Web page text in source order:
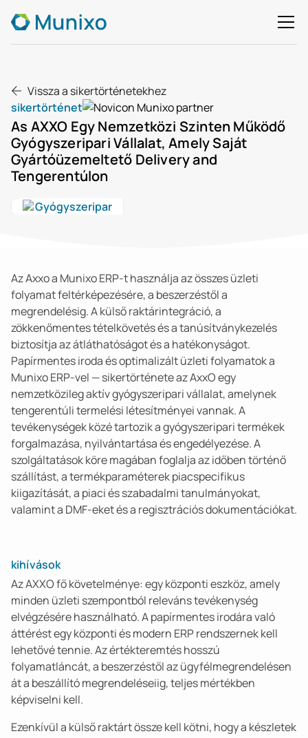
Vissza a sikertörténetekhez
sikertörténet
As AXXO Egy Nemzetközi Szinten Működő
Gyógyszeripari Vállalat, Amely Saját
Gyártóüzemeltető Delivery and
Tengerentúlon
Gyógyszeripar
Az Axxo a Munixo ERP-t használja az összes üzleti
folyamat feltérképezésére, a beszerzéstől a
megrendelésig. A külső raktárintegráció, a
zökkenőmentes tételkövetés és a tanúsítványkezelés
biztosítja az átláthatóságot és a hatékonyságot.
Papírmentes iroda és optimalizált üzleti folyamatok a
Munixo ERP-vel — sikertörténete az AxxO egy
nemzetközileg aktív gyógyszeripari vállalat, amelynek
tengerentúli termelési létesítményei vannak. A
tevékenységek közé tartozik a gyógyszeripari termékek
forgalmazása, nyilvántartása és engedélyezése. A
szolgáltatások köre magában foglalja az időben történő
szállítást, a termékparaméterek piacspecifikus
kiigazítását, a piaci és szabadalmi tanulmányokat,
valamint a DMF-eket és a regisztrációs dokumentációkat.
kihívások
Az AXXO fő követelménye: egy központi eszköz, amely
minden üzleti szempontból releváns tevékenység
elvégzésére használható. A papírmentes irodára való
áttérést egy központi és modern ERP rendszernek kell
lehetővé tennie. Az értékteremtés hosszú
folyamatláncát, a beszerzéstől az ügyfélmegrendelésen
át a beszállító megrendeléseiig, teljes mértékben
képviselni kell.
Ezenkívül a külső raktárt össze kell kötni, hogy a készletek